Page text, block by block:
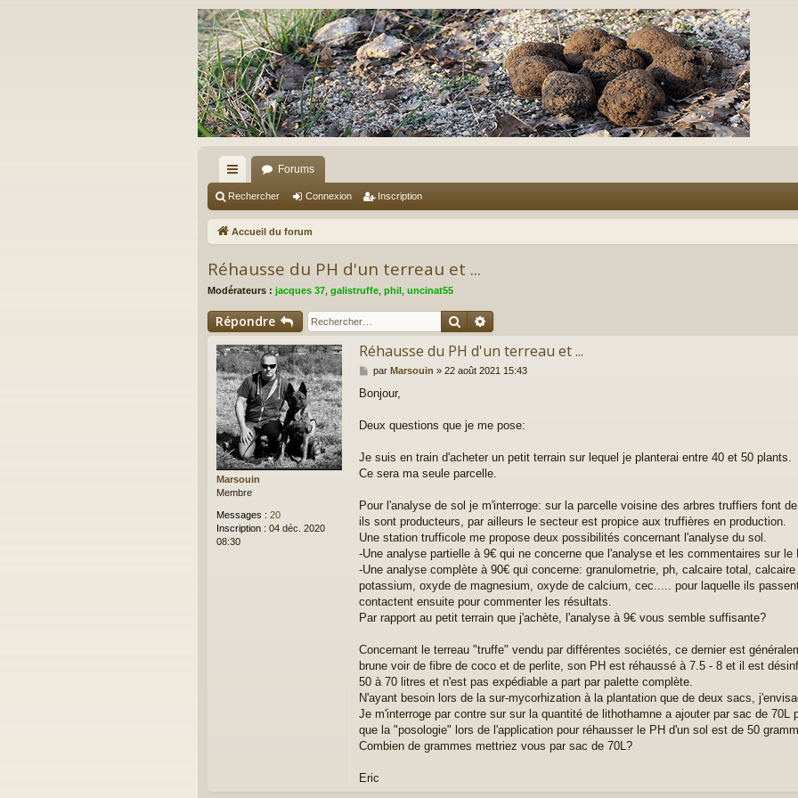
ac
co
ci
Forums
Rechercher Connexion Inscription
Accueil du forum
Réhausse du PH d'un terreau et ...
Modérateurs : jacques 37 galistruffe phil uncinat55
Répondre Rechercher
Marsouin
Membre
Messages : 20
Inscription : 04 déc. 2020
08:30
Réhausse du PH d'un terreau et ...
M
s
a
par Marsouin » 22 août 2021 15:43
Bonjour,
Deux questions que je me pose:
Je suis en train d'acheter un petit terrain sur lequel je planterai entre 40 et 50 plants.
Ce sera ma seule parcelle.
Pour l'analyse de sol je m'interroge: sur la parcelle voisine des arbres truffiers font
ils sont producteurs, par ailleurs le secteur est propice aux truffières en production.
Une station trufficole me propose deux possibilités concernant l'analyse du sol.
-Une analyse partielle à 9€ qui ne concerne que l'analyse et les commentaires sur le
-Une analyse complète à 90€ qui concerne: granulometrie, ph, calcaire total,
potassium, oxyde de magnesium, oxyde de calcium, cec..... pour laquelle ils
contactent ensuite pour commenter les résultats.
Par rapport au petit terrain que j'achète, l'analyse à 9€ vous semble suffisante?
Concernant le terreau "truffe" vendu par différentes sociétés, ce dernier est
brune voir de fibre de coco et de perlite, son PH est réhaussé à 7.5 - 8 et il est
50 à 70 litres et n'est pas expédiable a part par palette complète.
N'ayant besoin lors de la sur-mycorhization à la plantation que de deux sacs,
Je m'interroge par contre sur sur la quantité de lithothamne a ajouter par sac de 70L
que la "posologie" lors de l'application pour réhausser le PH d'un sol est de 50
Combien de grammes mettriez vous par sac de 70L?
Eric